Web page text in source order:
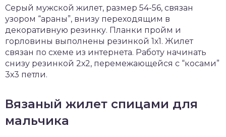
Серый мужской жилет, размер 54-56, связан
узором “араны”, внизу переходящим в
декоративную резинку. Планки пройм и
горловины выполнены резинкой 1х1. Жилет
связан по схеме из интернета. Работу начинать
снизу резинкой 2х2, перемежающейся с “косами”
3х3 петли.
Вязаный жилет спицами для
мальчика